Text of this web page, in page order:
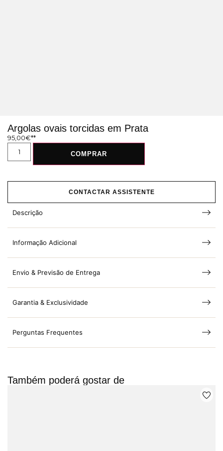
Argolas ovais torcidas em Prata
95,00€
COMPRAR
CONTACTAR ASSISTENTE
Descrição
Informação Adicional
Envio & Previsão de Entrega
Garantia & Exclusividade
Perguntas Frequentes
Também poderá gostar de